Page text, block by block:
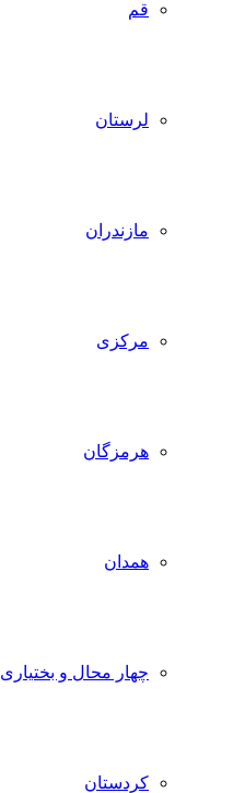
قم
لرستان
مازندران
مرکزی
هرمزگان
همدان
چهار محال و بختیاری
کردستان